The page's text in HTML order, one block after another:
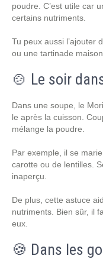
poudre. C’est utile car
certains nutriments.
Tu peux aussi l’ajouter
ou une tartinade
🍲 Le soir
Dans une soupe, le
le après la cuisson.
mélange la poudre.
Par exemple, il se
carotte ou de lentilles.
inaperçu.
De plus, cette astuce
nutriments. Bien sûr, il
eux.
🍪 Dans les